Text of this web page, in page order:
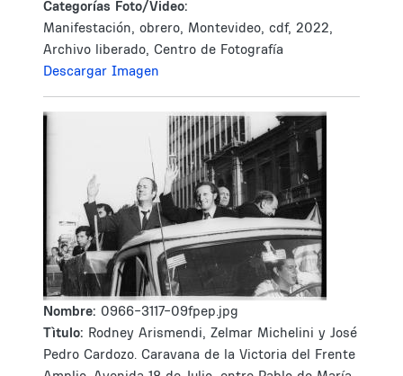
Categorías Foto/Video:
Manifestación, obrero, Montevideo, cdf, 2022,
Archivo liberado, Centro de Fotografía
Descargar Imagen
Nombre: 0966-3117-09fpep.jpg
Tìtulo: Rodney Arismendi, Zelmar Michelini y José
Pedro Cardozo. Caravana de la Victoria del Frente